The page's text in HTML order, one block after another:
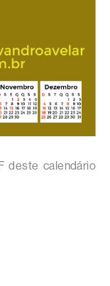
deste calendário